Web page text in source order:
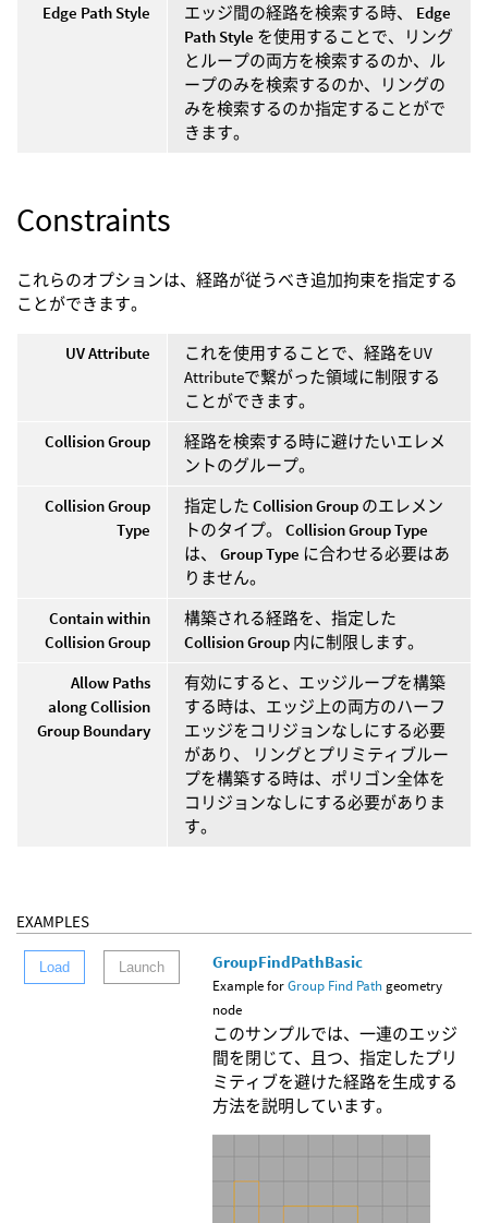
Edge Path Style
エッジ間の経路を検索する時、 Edge
Path Style を使用することで、リング
とループの両方を検索するのか、ル
ープのみを検索するのか、リングの
みを検索するのか指定することがで
きます。
Constraints
これらのオプションは、経路が従うべき追加拘束を指定する
ことができます。
UV Attribute
これを使用することで、経路をUV
Attributeで繋がった領域に制限する
ことができます。
Collision Group
経路を検索する時に避けたいエレメ
ントのグループ。
Collision Group
Type
指定した Collision Group のエレメン
トのタイプ。 Collision Group Type
は、 Group Type に合わせる必要はあ
りません。
Contain within
Collision Group
構築される経路を、指定した
Collision Group 内に制限します。
Allow Paths
along Collision
Group Boundary
有効にすると、エッジループを構築
する時は、エッジ上の両方のハーフ
エッジをコリジョンなしにする必要
があり、 リングとプリミティブルー
プを構築する時は、ポリゴン全体を
コリジョンなしにする必要がありま
す。
EXAMPLES
Load Launch GroupFindPathBasic
Example forGroup Find Pathgeometry
node
このサンプルでは、一連のエッジ
間を閉じて、且つ、指定したプリ
ミティブを避けた経路を生成する
方法を説明しています。